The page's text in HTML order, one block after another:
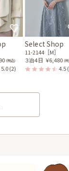
(税込)
5.0(2)
Select Shop
11-2144［M］
３泊４日 ￥6,480 (
4.5